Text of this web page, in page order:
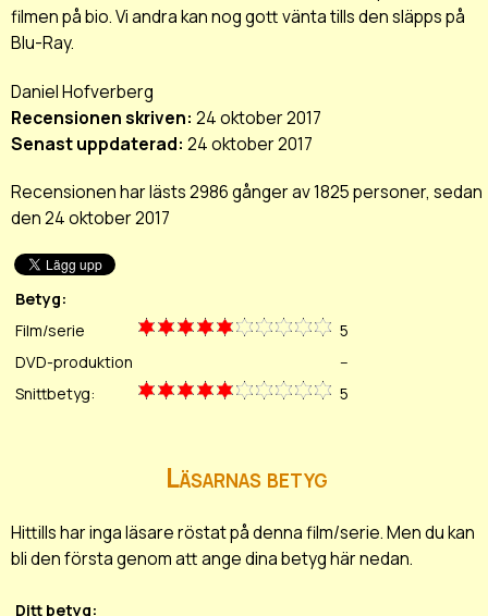
filmen på bio. Vi andra kan nog gott vänta tills den släpps på
Blu-Ray.
Daniel Hofverberg
Recensionen skriven: 24 oktober 2017
Senast uppdaterad: 24 oktober 2017
Recensionen har lästs 2986 gånger av 1825 personer, sedan
den 24 oktober 2017
Betyg:
Film/serie
5
DVD-produktion
--
Snittbetyg:
5
Läsarnas betyg
Hittills har inga läsare röstat på denna film/serie. Men du kan
bli den första genom att ange dina betyg här nedan.
Ditt betyg: